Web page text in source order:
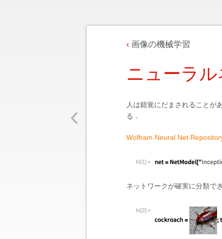
‹
画像の機械学習
ニューラ
人は錯覚にだまされることが
る．
Wolfram Neural Net
In[1]:=
ネットワークが確実に分類で
In[2]:=